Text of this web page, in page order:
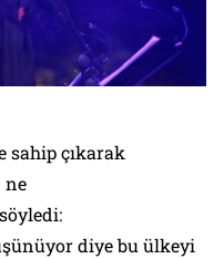
sahip çıkarak
ne
diye bu ülkeyi